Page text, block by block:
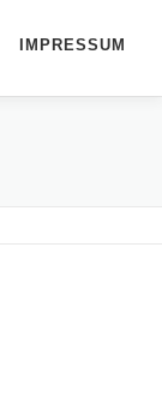
IMPRESSUM